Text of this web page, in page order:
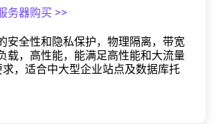
务器购买 >>
安全性和隐私保护，物理隔离，带宽
载，高性能，能满足高性能和大流量
，适合中大型企业站点及数据库托